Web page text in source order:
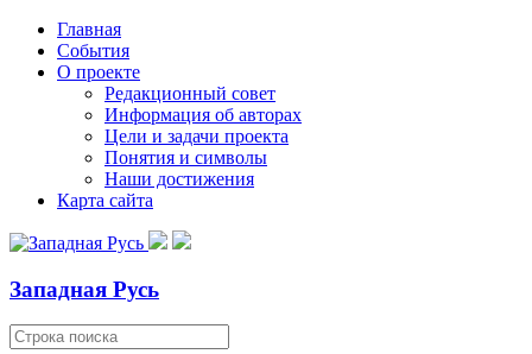
Главная
События
О проекте
Редакционный совет
Информация об авторах
Цели и задачи проекта
Понятия и символы
Наши достижения
Карта сайта
Западная Русь